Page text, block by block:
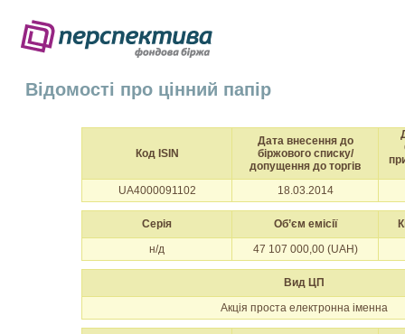
Відомості про цінний папір
Код ISIN
Дата внесення до
біржового списку/
допущення до торгів
UA4000091102 18.03.2014
Серія Об’єм емісії
н/д
47 107 000,00 (UAH)
Вид ЦП
Акція проста електронна іменна